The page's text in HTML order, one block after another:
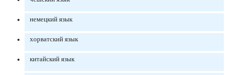
немецкий язык
хорватский язык
китайский язык